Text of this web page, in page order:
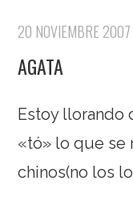
20 NOVIEMBRE 2007
AGATA
Estoy llorando
«tó» lo que se
chinos(no los